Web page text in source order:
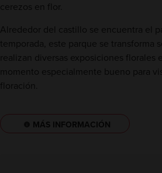
cerezos en flor.
Alrededor del castillo se encuentra el
temporada, este parque se transforma
realizan diversas exposiciones florales
momento especialmente bueno para
floración.
MÁS INFORMACIÓN